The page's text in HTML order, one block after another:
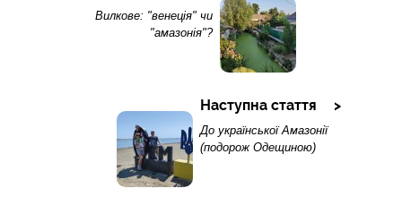
Вилкове: "венеція" чи
"амазонія"?
Наступна стаття
До української Амазонії
(подорож Одещиною)